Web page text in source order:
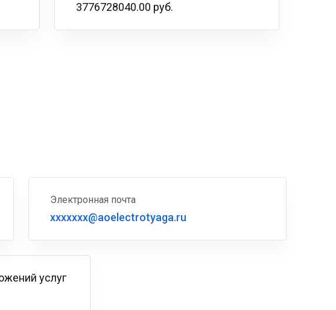
3776728040.00 руб.
Электронная почта
xxxxxxx@aoelectrotyaga.ru
услуг